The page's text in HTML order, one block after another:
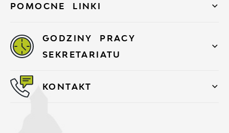
POMOCNE LINKI
GODZINY PRACY
SEKRETARIATU
KONTAKT